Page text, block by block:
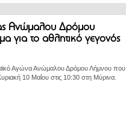
Ανώμαλου Δρόμου
για το αθλητικό γεγονός
Αγώνα Ανώμαλου Δρόμου Λήμνου που
10 Μαΐου στις 10:30 στη Μύρινα.